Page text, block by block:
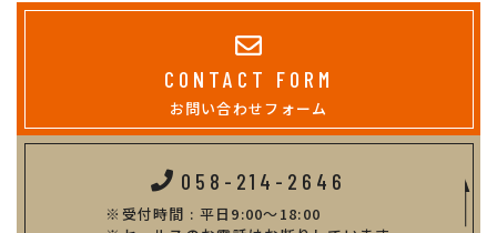
CONTACT FORM
お問い合わせフォーム
058-214-2646
受付時間 : 平日9:00～18:00